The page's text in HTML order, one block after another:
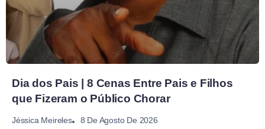
Dia dos Pais | 8 Cenas Entre Pais e Filhos
que Fizeram o Público Chorar
Jéssica Meireles 8 De Agosto De 2026